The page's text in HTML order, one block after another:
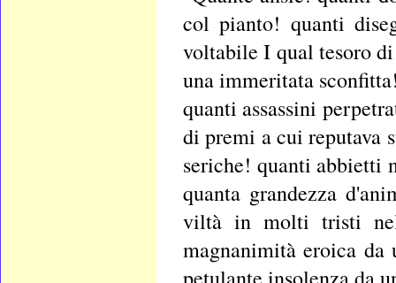
col pianto! quanti
voltabile I qual tesoro
una immeritata
quanti assassini
di premi a cui reputava
seriche! quanti
quanta grandezza
viltà in molti tristi
magnanimità eroica da